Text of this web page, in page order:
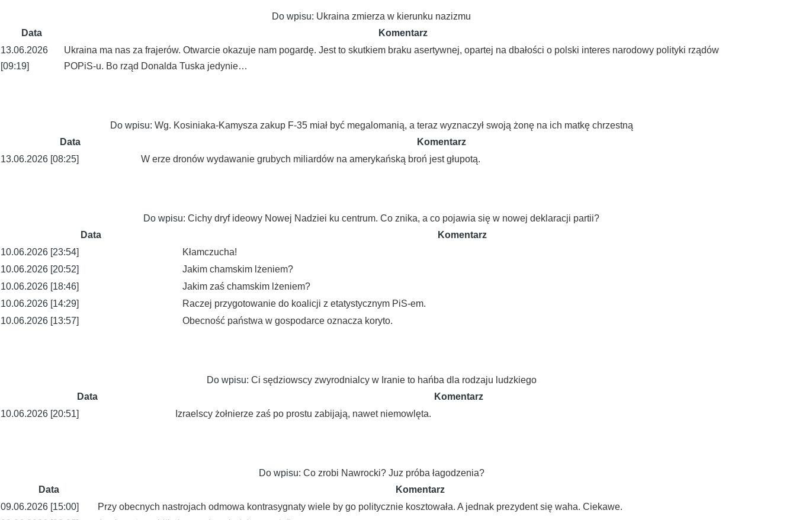
Do wpisu: Ukraina zmierza w kierunku nazizmu
Data
Komentarz
13.06.2026
[09:19]
Ukraina ma nas za frajerów. Otwarcie okazuje nam pogardę. Jest to skutkiem braku asertywnej, opartej na dbałości o polski interes narodowy polityki rządów
POPiS-u. Bo rząd Donalda Tuska jedynie…
Do wpisu: Wg. Kosiniaka-Kamysza zakup F-35 miał być megalomanią, a teraz wyznaczył swoją żonę na ich matkę chrzestną
Data
Komentarz
13.06.2026 [08:25]
W erze dronów wydawanie grubych miliardów na amerykańską broń jest głupotą.
Do wpisu: Cichy dryf ideowy Nowej Nadziei ku centrum. Co znika, a co pojawia się w nowej deklaracji partii?
Data
Komentarz
10.06.2026 [23:54]
Kłamczucha!
10.06.2026 [20:52]
Jakim chamskim lżeniem?
10.06.2026 [18:46]
Jakim zaś chamskim lżeniem?
10.06.2026 [14:29]
Raczej przygotowanie do koalicji z etatystycznym PiS-em.
10.06.2026 [13:57]
Obecność państwa w gospodarce oznacza koryto.
Do wpisu: Ci sędziowscy zwyrodnialcy w Iranie to hańba dla rodzaju ludzkiego
Data
Komentarz
10.06.2026 [20:51]
Izraelscy żołnierze zaś po prostu zabijają, nawet niemowlęta.
Do wpisu: Co zrobi Nawrocki? Juz próba łagodzenia?
Data
Komentarz
09.06.2026 [15:00]
Przy obecnych nastrojach odmowa kontrasygnaty wiele by go politycznie kosztowała. A jednak prezydent się waha. Ciekawe.